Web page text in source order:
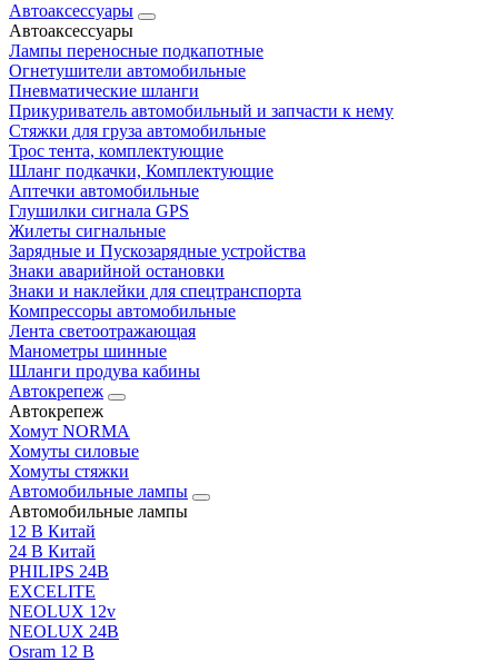
Автоаксессуары
Автоаксессуары
Лампы переносные подкапотные
Огнетушители автомобильные
Пневматические шланги
Прикуриватель автомобильный и запчасти к нему
Стяжки для груза автомобильные
Трос тента, комплектующие
Шланг подкачки, Комплектующие
Аптечки автомобильные
Глушилки сигнала GPS
Жилеты сигнальные
Зарядные и Пускозарядные устройства
Знаки аварийной остановки
Знаки и наклейки для спецтранспорта
Компрессоры автомобильные
Лента светоотражающая
Манометры шинные
Шланги продува кабины
Автокрепеж
Автокрепеж
Хомут NORMA
Хомуты силовые
Хомуты стяжки
Автомобильные лампы
Автомобильные лампы
12 В Китай
24 В Китай
PHILIPS 24В
EXCELITE
NEOLUX 12v
NEOLUX 24В
Osram 12 В